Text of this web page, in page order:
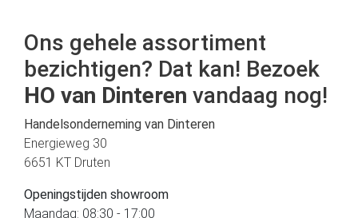
Ons gehele assortiment
bezichtigen? Dat kan! Bezoek
HO van Dinteren vandaag nog!
Handelsonderneming van Dinteren
Energieweg 30
6651 KT Druten
Openingstijden showroom
Maandag: 08:30 - 17:00